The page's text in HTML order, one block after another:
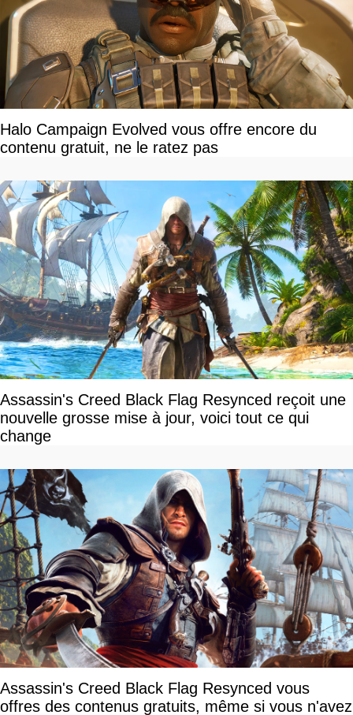
Halo Campaign Evolved vous offre encore du
contenu gratuit, ne le ratez pas
Assassin's Creed Black Flag Resynced reçoit une
nouvelle grosse mise à jour, voici tout ce qui
change
Assassin's Creed Black Flag Resynced vous
offres des contenus gratuits, même si vous n'avez